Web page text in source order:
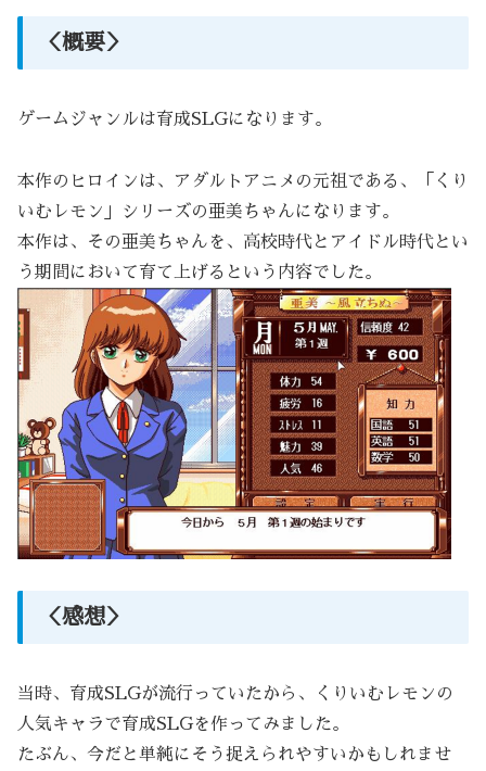
＜概要＞
ゲームジャンルは育成SLGになります。
本作のヒロインは、アダルトアニメの元祖である、「くり
いむレモン」シリーズの亜美ちゃんになります。
本作は、その亜美ちゃんを、高校時代とアイドル時代とい
う期間において育て上げるという内容でした。
＜感想＞
当時、育成SLGが流行っていたから、くりいむレモンの
人気キャラで育成SLGを作ってみました。
たぶん、今だと単純にそう捉えられやすいかもしれませ